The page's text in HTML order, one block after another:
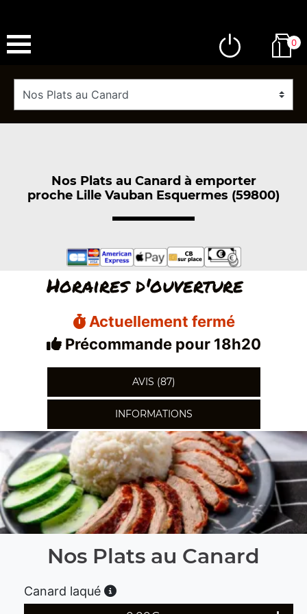
0
Nos Plats au Canard à emporter
proche Lille Vauban Esquermes (59800)
Horaires d'ouverture
Actuellement fermé
Précommande pour 18h20
AVIS (87)
INFORMATIONS
Nos Plats au Canard
Canard laqué